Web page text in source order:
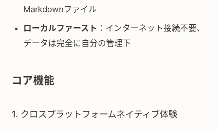
Markdownファイル
ローカルファースト ：インターネット接続不要、
データは完全に自分の管理下
コア機能
1. クロスプラットフォームネイティブ体験